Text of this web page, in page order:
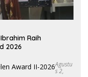
Raih
2026
Agustu
S 2,